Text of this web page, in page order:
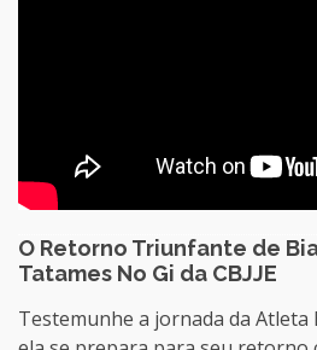
O Retorno Triunfante de
Tatames No Gi da CBJJE
Testemunhe a jornada da Atleta